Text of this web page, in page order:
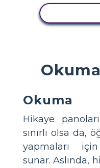
Okuma
Hikaye
sınırlı olsa da,
yapmaları
sunar. Aslında,